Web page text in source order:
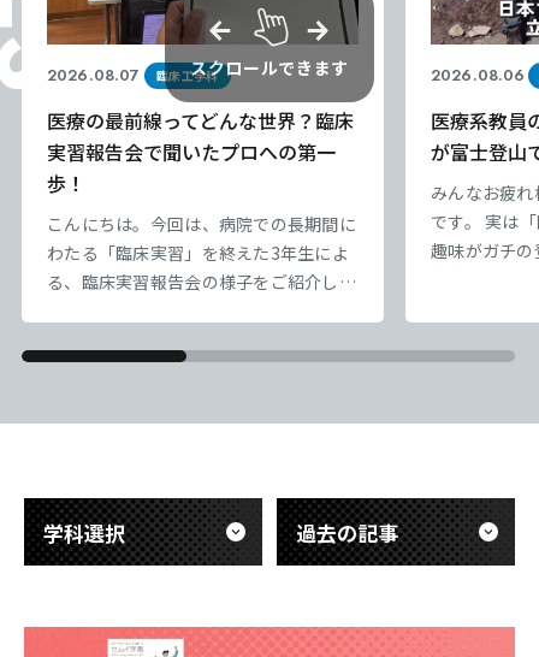
2026.08.07 臨床工学科
医療の最前線ってどんな世界？臨床
実習報告会で聞いたプロへの第一
歩！
こんにちは。今回は、病院での長期間に
わたる「臨床実習」を終えた3年生によ
る、臨床実習報告会の様子をご紹介しま
会では、先輩たちが実際の医療現場で触
体的で熱意あふれる発表が行われまし
した。 また、これから実習を迎える後
輩たち
2026.08.06
医療系教員
が富士登山
みんなお疲
です。 実は
趣味がガチ
でエモすぎ…
息苦しい。
き
スクロールできます
学科選択 過去の記事
東海医療科学
東海医療工学
東海医療科学
東海医療工学
東海医療科学
東海医療工学
東海医療科学
東海医療工学